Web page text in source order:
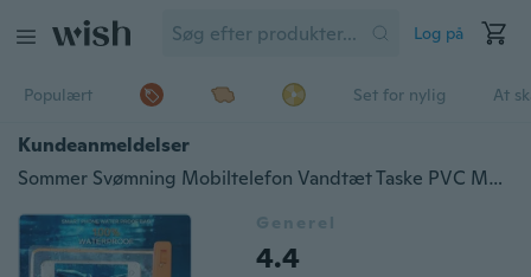
Log på
Populært Set for nylig At
Kundeanmeldelser
Sommer Svømning Mobiltelefon Vandtæt Taske PVC Mobiltelefon Beskyttelsespose Drifting Dyk Vandtæt Taske
Generel
4.4